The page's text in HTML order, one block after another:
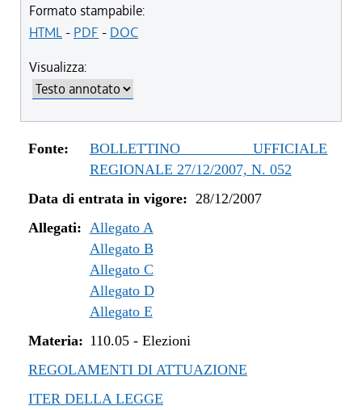
Formato stampabile:
HTML- PDF - DOC
Visualizza:
Fonte:
BOLLETTINO UFFICIALE
REGIONALE 27/12/2007, N. 052
Data di entrata in vigore: 28/12/2007
Allegati: Allegato A
Allegato B
Allegato C
Allegato D
Allegato E
Materia: 110.05- Elezioni
REGOLAMENTI DI ATTUAZIONE
ITER DELLA LEGGE